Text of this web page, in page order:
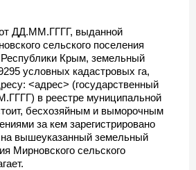
ДД.ММ.ГГГГ, выданной
сельского поселения
Республики Крым, земельный
условных кадастровых га,
<адрес> (государственный
в реестре муниципальной
бесхозяйным и выморочным
за кем зарегистрировано
на вышеуказанный земельный
Мирновского сельского